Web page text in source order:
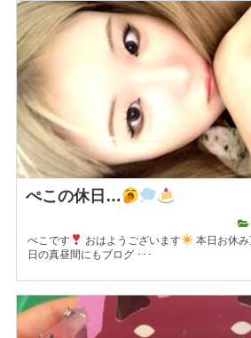
ぺこの休日…
ぺこです おはようございます
本日お休
日の真昼間にもブログ ･･･